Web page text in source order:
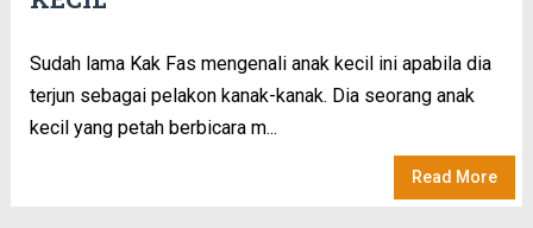
Sudah lama Kak Fas mengenali anak kecil ini apabila dia
terjun sebagai pelakon kanak-kanak. Dia seorang anak
kecil yang petah berbicara m...
Read More